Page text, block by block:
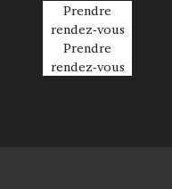
Prendre
rendez-vous
Prendre
rendez-vous